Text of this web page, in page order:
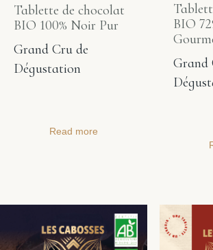
Tablette de chocolat
BIO 100% Noir Pur
Grand Cru de
Dégustation
Read more
BIO
Grand